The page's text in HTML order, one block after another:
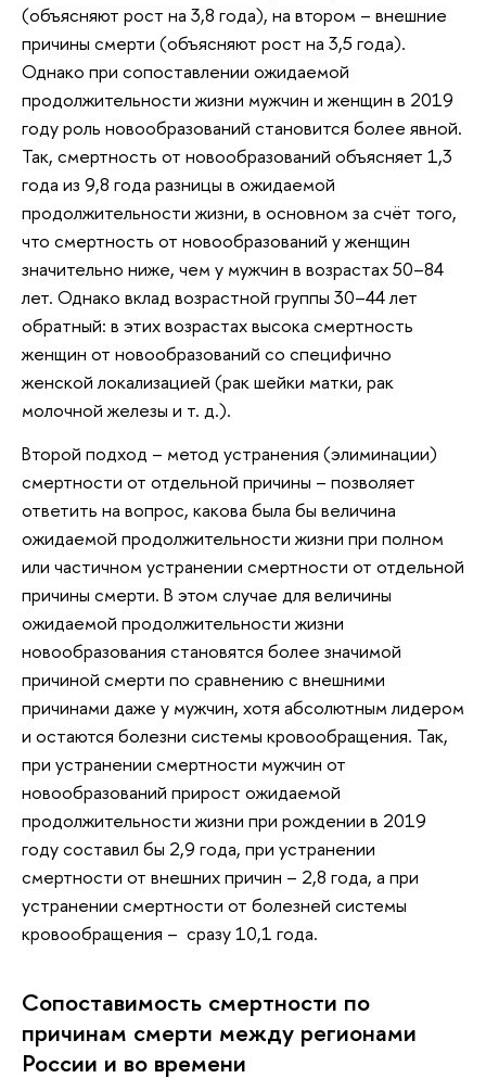
(объясняют рост на 3,8 года), на втором – внешние
причины смерти (объясняют рост на 3,5 года).
Однако при сопоставлении ожидаемой
продолжительности жизни мужчин и женщин в 2019
году роль новообразований становится более явной.
Так, смертность от новообразований объясняет 1,3
года из 9,8 года разницы в ожидаемой
продолжительности жизни, в основном за счёт того,
что смертность от новообразований у женщин
значительно ниже, чем у мужчин в возрастах 50–84
лет. Однако вклад возрастной группы 30–44 лет
обратный: в этих возрастах высока смертность
женщин от новообразований со специфично
женской локализацией (рак шейки матки, рак
молочной железы и т. д.).
Второй подход – метод устранения (элиминации)
смертности от отдельной причины – позволяет
ответить на вопрос, какова была бы величина
ожидаемой продолжительности жизни при полном
или частичном устранении смертности от отдельной
причины смерти. В этом случае для величины
ожидаемой продолжительности жизни
новообразования становятся более значимой
причиной смерти по сравнению с внешними
причинами даже у мужчин, хотя абсолютным лидером
и остаются болезни системы кровообращения. Так,
при устранении смертности мужчин от
новообразований прирост ожидаемой
продолжительности жизни при рождении в 2019
году составил бы 2,9 года, при устранении
смертности от внешних причин – 2,8 года, а при
устранении смертности от болезней системы
кровообращения – сразу 10,1 года.
Сопоставимость смертности по
причинам смерти между регионами
России и во времени